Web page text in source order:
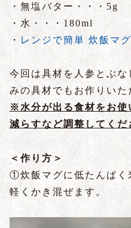
・無塩バター・・・5g
・水・・・180ml
・ レンジで簡単 炊飯マグ
今回は具材を人参とぶ
みの具材でもお作りいた
※水分が出る食材をお使
減らすなど調整してくだ
＜作り方＞
①炊飯マグに低たんぱく
軽くかき混ぜます。